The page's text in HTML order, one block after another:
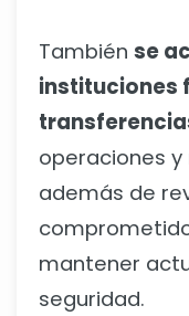
También se
instituciones
operaciones
además de
mantener
seguridad.